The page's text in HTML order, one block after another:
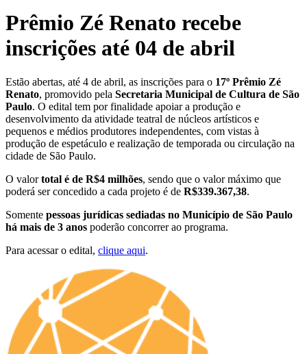
Prêmio Zé Renato recebe
inscrições até 04 de abril
Estão abertas, até 4 de abril, as inscrições para o 17º Prêmio Zé
Renato, promovido pela Secretaria Municipal de Cultura de São
Paulo. O edital tem por finalidade apoiar a produção e
desenvolvimento da atividade teatral de núcleos artísticos e
pequenos e médios produtores independentes, com vistas à
produção de espetáculo e realização de temporada ou circulação na
cidade de São Paulo.
O valortotal é de R$4 milhões, sendo que o valor máximo que
poderá ser concedido a cada projeto é de R$339.367,38.
Somente pessoas jurídicas sediadas no Município de São Paulo
há mais de 3 anos poderão concorrer ao programa.
Para acessar o edital, clique aqui.